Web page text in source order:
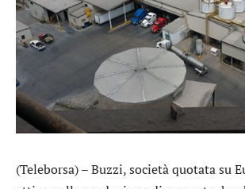
(Teleborsa) –Buzzi, società quotata su